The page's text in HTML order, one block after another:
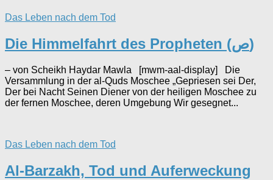
Das Leben nach dem Tod
Die Himmelfahrt des Propheten (ص)
– von Scheikh Haydar Mawla [mwm-aal-display] Die
Versammlung in der al-Quds Moschee „Gepriesen sei Der,
Der bei Nacht Seinen Diener von der heiligen Moschee zu
der fernen Moschee, deren Umgebung Wir gesegnet...
Das Leben nach dem Tod
Al-Barzakh, Tod und Auferweckung